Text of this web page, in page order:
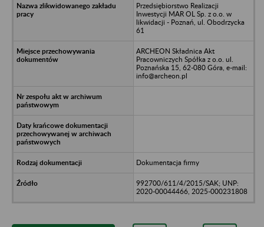
Przedsiębiorstwo Realizacji
Inwestycji MAR OL Sp. z o.o. w
likwidacji - Poznań, ul. Obodrzycka
61
ARCHEON Składnica Akt
Pracowniczych Spółka z o.o. ul.
Poznańska 15, 62-080 Góra, e-mail:
info@archeon.pl
Dokumentacja firmy
992700/611/4/2015/SAK; UNP:
2020-00044466, 2025-000231808